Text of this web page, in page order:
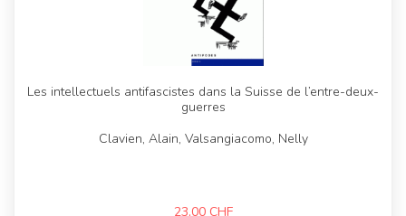
Les intellectuels antifascistes dans la Suisse de l’entre-deux-
guerres
Clavien, Alain, Valsangiacomo, Nelly
23,00 CHF